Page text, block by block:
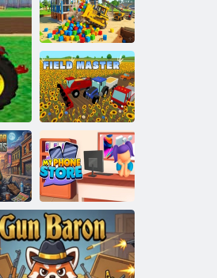
Maden Klonu 4
Madenci
İnşaatçısı
Saha Ustası
Telefon
Mağazam